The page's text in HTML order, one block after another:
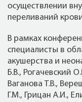
осуществлении
переливаний
В рамках
специалисты в
акушерства и
Б.В., Рогачевский
Ваганова Т.В.,
Г.М., Грицан А.И.,